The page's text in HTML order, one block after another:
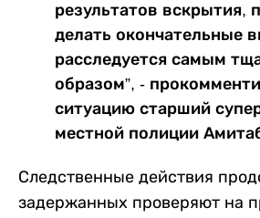
результатов вскрытия,
делать окончательные
расследуется самым
образом”, -
ситуацию старший
местной полиции
Следственные действия
задержанных проверяют на